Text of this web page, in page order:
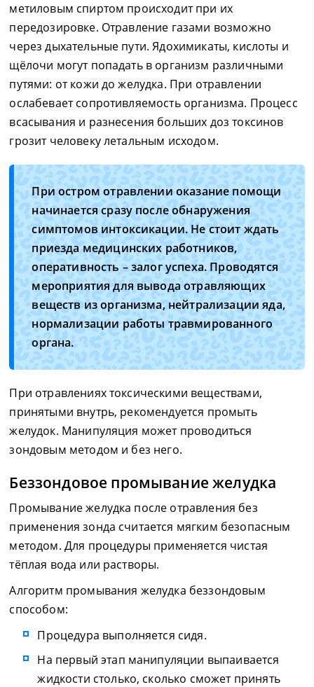
метиловым спиртом происходит при их
передозировке. Отравление газами возможно
через дыхательные пути. Ядохимикаты, кислоты и
щёлочи могут попадать в организм различными
путями: от кожи до желудка. При отравлении
ослабевает сопротивляемость организма. Процесс
всасывания и разнесения больших доз токсинов
грозит человеку летальным исходом.
При остром отравлении оказание помощи
начинается сразу после обнаружения
симптомов интоксикации. Не стоит ждать
приезда медицинских работников,
оперативность – залог успеха. Проводятся
мероприятия для вывода отравляющих
веществ из организма, нейтрализации яда,
нормализации работы травмированного
органа.
При отравлениях токсическими веществами,
принятыми внутрь, рекомендуется промыть
желудок. Манипуляция может проводиться
зондовым методом и без него.
Беззондовое промывание желудка
Промывание желудка после отравления без
применения зонда считается мягким безопасным
методом. Для процедуры применяется чистая
тёплая вода или растворы.
Алгоритм промывания желудка беззондовым
способом:
Процедура выполняется сидя.
На первый этап манипуляции выпаивается
жидкости столько, сколько сможет принять